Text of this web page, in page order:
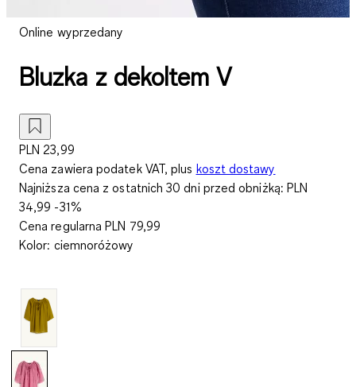
Online wyprzedany
Bluzka z dekoltem V
PLN 23,99
Cena zawiera podatek VAT, plus koszt dostawy
Najniższa cena z ostatnich 30 dni przed obniżką: PLN
34,99 -31%
Cena regularnaPLN 79,99
Kolor: ciemnoróżowy